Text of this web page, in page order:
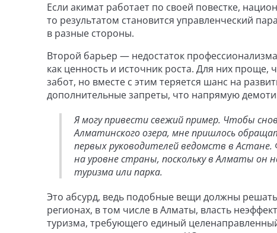
Если акимат работает по своей повестке,
то результатом становится управленческий
в разные стороны.
Второй барьер — недостаток
как ценность и источник роста. Для них проще,
забот, но вместе с этим теряется шанс на
дополнительные запреты, что напрямую
Я могу привести свежий пример. Чтобы
Алматинского озера, мне пришлось
первых руководителей ведомств в Астане.
на уровне страны, поскольку в Алматы он
туризма или парка.
Это абсурд, ведь подобные вещи должны
регионах, в том числе в Алматы, власть
туризма, требующего единый